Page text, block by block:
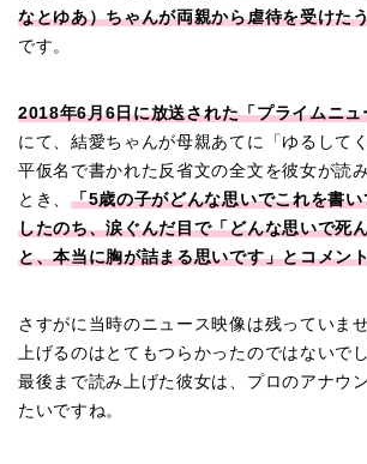
なとゆあ）ちゃんが両親から虐待を受けた
です。
2018年6月6日に放送された「プライムニ
にて、結愛ちゃんが母親あてに「ゆるして
平仮名で書かれた反省文の全文を彼女が読
とき、「5歳の子がどんな思いでこれを書
したのち、涙ぐんだ目で「どんな思いで死
と、本当に胸が詰まる思いです」とコメン
さすがに当時のニュース映像は残っていま
上げるのはとてもつらかったのではないで
最後まで読み上げた彼女は、プロのアナウ
たいですね。